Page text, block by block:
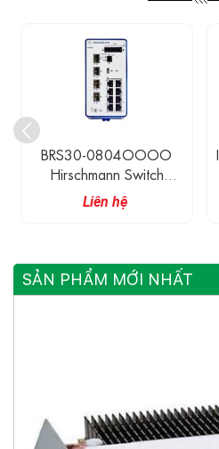
BRS30-0804OOOO
Hirschmann Switch
Ethernet Công Nghiệp
Có Quản Lí 8 Cổng
Liên hệ
SẢN PHẨM MỚI NHẤT